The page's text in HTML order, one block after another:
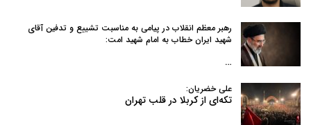
رهبر معظم انقلاب در پیامی به‌ مناسبت تشییع و تدفین آقای
شهید ایران خطاب به امام شهید امت:
…
علی خضریان:
تکه‌ای از کربلا در قلب تهران